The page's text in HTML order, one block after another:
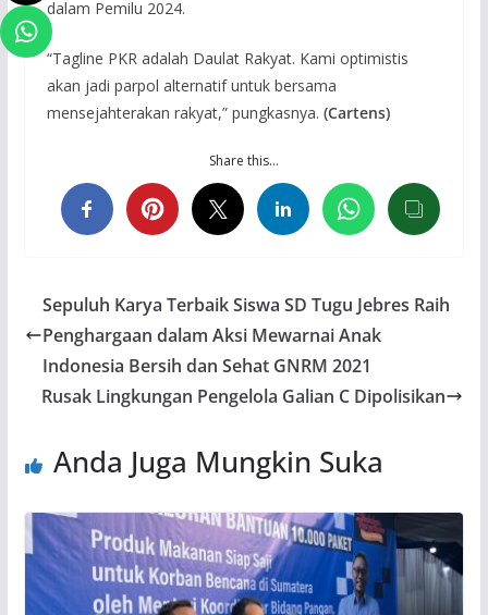
dalam Pemilu 2024.
“Tagline PKR adalah Daulat Rakyat. Kami optimistis
akan jadi parpol alternatif untuk bersama
mensejahterakan rakyat,” pungkasnya. (Cartens)
Share this…
Sepuluh Karya Terbaik Siswa SD Tugu Jebres Raih
Penghargaan dalam Aksi Mewarnai Anak
Indonesia Bersih dan Sehat GNRM 2021
Rusak Lingkungan Pengelola Galian C Dipolisikan
Anda Juga Mungkin Suka